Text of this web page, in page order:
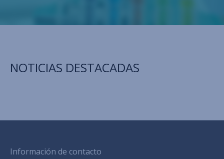
NOTICIAS DESTACADAS
Información de contacto